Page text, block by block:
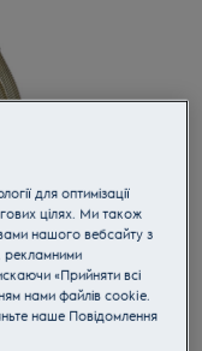
для оптимізації
цілях. Ми також
нашого вебсайту з
рекламними
«Прийняти всі
нами файлів cookie.
наше Пoвідомлення